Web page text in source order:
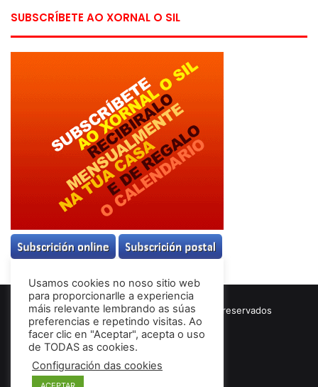
SUBSCRÍBETE AO XORNAL O SIL
© Copyright 2026, Todos los derechos reservados
Términos & Condiciones
Usamos cookies no noso sitio web
para proporcionarlle a experiencia
máis relevante lembrando as súas
preferencias e repetindo visitas. Ao
facer clic en "Aceptar", acepta o uso
de TODAS as cookies.
Configuración das cookies